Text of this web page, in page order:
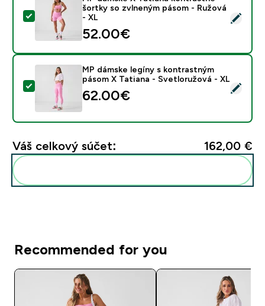
Vybrať tento produkt - MP dámske X Tatiana
šortky so zvlneným pásom - Ružová
- XL
52.00€‎
Vybrať tento produkt - MP dámske legíny s
MP dámske legíny s kontrastným
pásom X Tatiana - Svetloružová - XL
62.00€‎
Váš celkový súčet: 162,00 €‎
Recommended for you